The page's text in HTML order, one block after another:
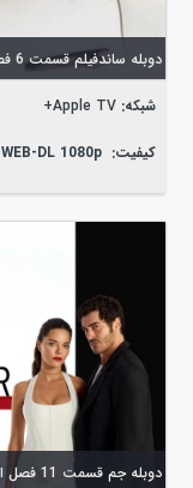
دوبله ساندفیلم قسمت 6 فصل دوم اضافه شد
شبکه: Apple TV+
کیفیت: WEB-DL 1080p
دوبله جم قسمت 11 فصل اول اضافه شد